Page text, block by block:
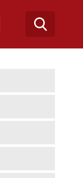
Buscar
no
blog